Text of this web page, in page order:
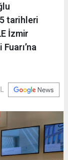
tarihleri
İzmir